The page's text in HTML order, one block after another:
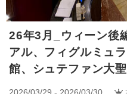
26年3月_ウィーン後
アル、フィグルミュ
館、シュテファン大聖